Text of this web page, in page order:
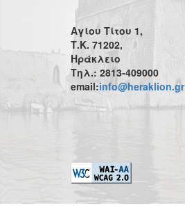
Αγίου Τίτου 1,
Τ.Κ. 71202,
Ηράκλειο
Τηλ.: 2813-409000
email:info@heraklion.gr